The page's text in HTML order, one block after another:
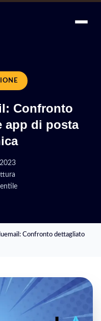
Confronto
app di posta
Confronto dettagliato